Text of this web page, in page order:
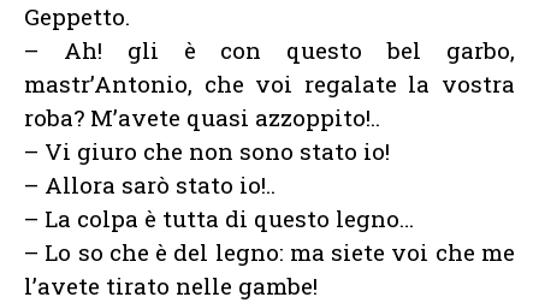
Geppetto.
– Ah! gli è con questo bel garbo,
mastr’Antonio, che voi regalate la vostra
roba? M’avete quasi azzoppito!..
– Vi giuro che non sono stato io!
– Allora sarò stato io!..
– La colpa è tutta di questo legno…
– Lo so che è del legno: ma siete voi che me
l’avete tirato nelle gambe!